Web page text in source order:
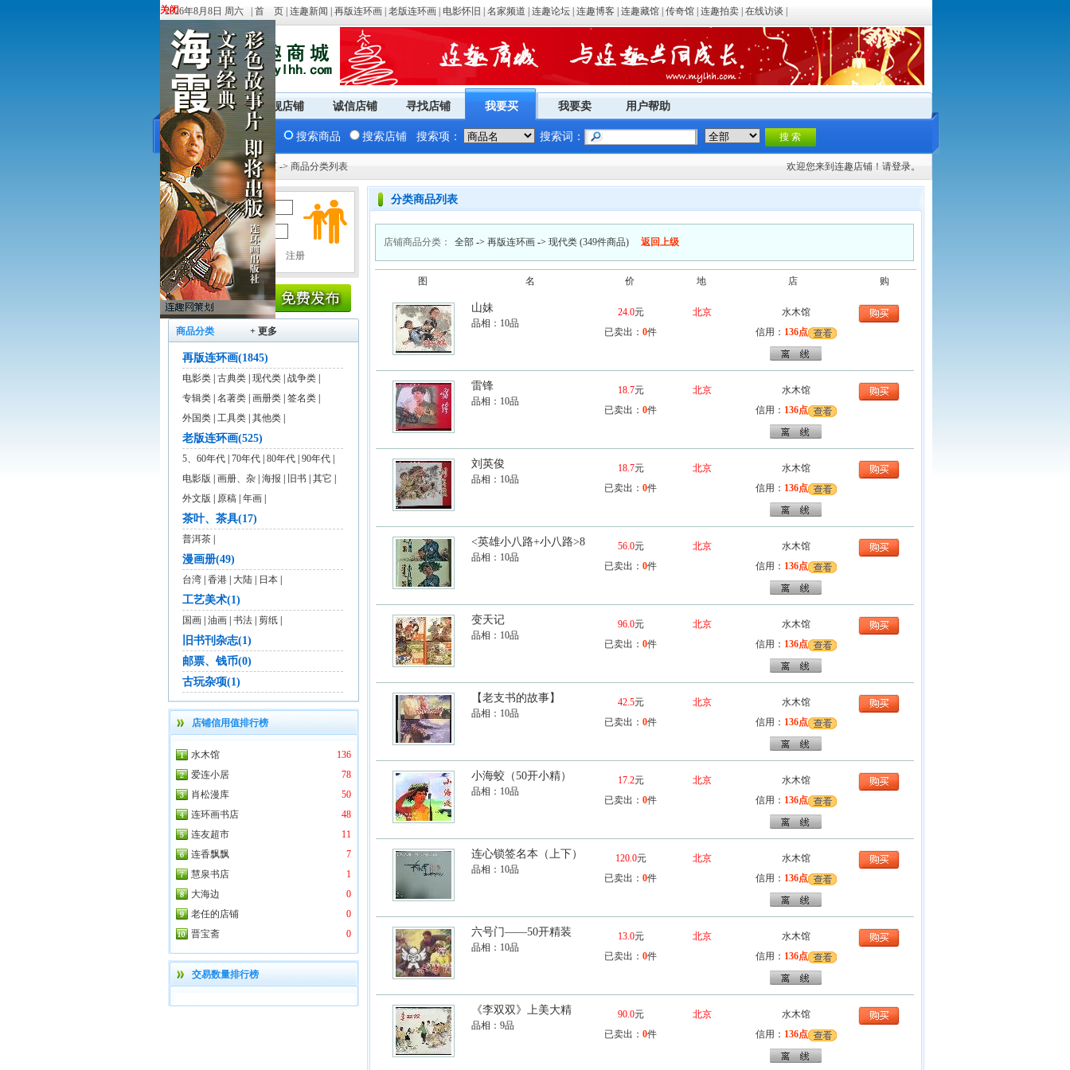
关闭
关闭
2026年8月8日 周六 | 首 页 连趣新闻 再版连环画 老版连环画 电影怀旧 名家频道 连趣论坛 连趣博客 连趣藏馆 传奇馆 连趣拍卖 在线访谈
商城首页 旗舰店铺 诚信店铺 寻找店铺 我要买 我要卖 用户帮助
搜索商品 搜索店铺 搜索项： 搜索词：
您现在的位置：商城首页 -> 商品分类列表 欢迎您来到连趣店铺！请登录。
用户名：
密 码：
商品分类 + 更多
再版连环画(1845)
电影类 古典类 现代类 战争类
专辑类 名著类 画册类 签名类
外国类 工具类 其他类
老版连环画(525)
5、60年代 70年代 80年代 90年代
电影版
画册、杂 海报 旧书 其它
外文版
原稿 年画
茶叶、茶具(17)
普洱茶
漫画册(49)
台湾 香港 大陆 日本
工艺美术(1)
国画 油画 书法 剪纸
旧书刊杂志(1)
邮票、钱币(0)
古玩杂项(1)
店铺信用值排行榜
水木馆
136
爱连小居
78
肖松漫库
50
连环画书店
48
连友超市
11
连香飘飘
7
慧泉书店
1
大海边
0
老任的店铺
0
晋宝斋
0
交易数量排行榜
分类商品列表
店铺商品分类： 全部 -> 再版连环画 -> 现代类 (349件商品) 返回上级
图 名 价 地 店 购
山妹
品相： 10品
24.0元
已卖出： 0件
北京
水木馆
信用： 136点
雷锋
品相： 10品
18.7元
已卖出： 0件
北京
水木馆
信用： 136点
刘英俊
品相： 10品
18.7元
已卖出： 0件
北京
水木馆
信用： 136点
<英雄小八路+小八路>8
品相： 10品
56.0元
已卖出： 0件
北京
水木馆
信用： 136点
变天记
品相： 10品
96.0元
已卖出： 0件
北京
水木馆
信用： 136点
【老支书的故事】
品相： 10品
42.5元
已卖出： 0件
北京
水木馆
信用： 136点
小海蛟（50开小精）
品相： 10品
17.2元
已卖出： 0件
北京
水木馆
信用： 136点
连心锁签名本（上下）
品相： 10品
120.0元
已卖出： 0件
北京
水木馆
信用： 136点
六号门——50开精装
品相： 10品
13.0元
已卖出： 0件
北京
水木馆
信用： 136点
《李双双》上美大精
品相： 9品
90.0元
已卖出： 0件
北京
水木馆
信用： 136点